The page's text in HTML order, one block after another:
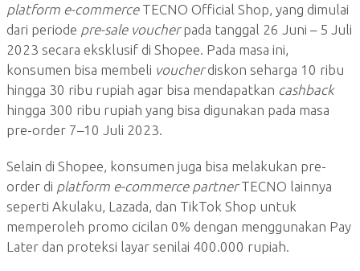
platform e-commerce TECNO Official Shop, yang dimulai
dari periode pre-sale voucherpada tanggal 26 Juni – 5 Juli
2023 secara eksklusif di Shopee. Pada masa ini,
konsumen bisa membeli voucherdiskon seharga 10 ribu
hingga 30 ribu rupiah agar bisa mendapatkan cashback
hingga 300 ribu rupiah yang bisa digunakan pada masa
pre-order 7–10 Juli 2023.
Selain di Shopee, konsumen juga bisa melakukan pre-
order di platform e-commerce partnerTECNO lainnya
seperti Akulaku, Lazada, dan TikTok Shop untuk
memperoleh promo cicilan 0% dengan menggunakan Pay
Later dan proteksi layar senilai 400.000 rupiah.